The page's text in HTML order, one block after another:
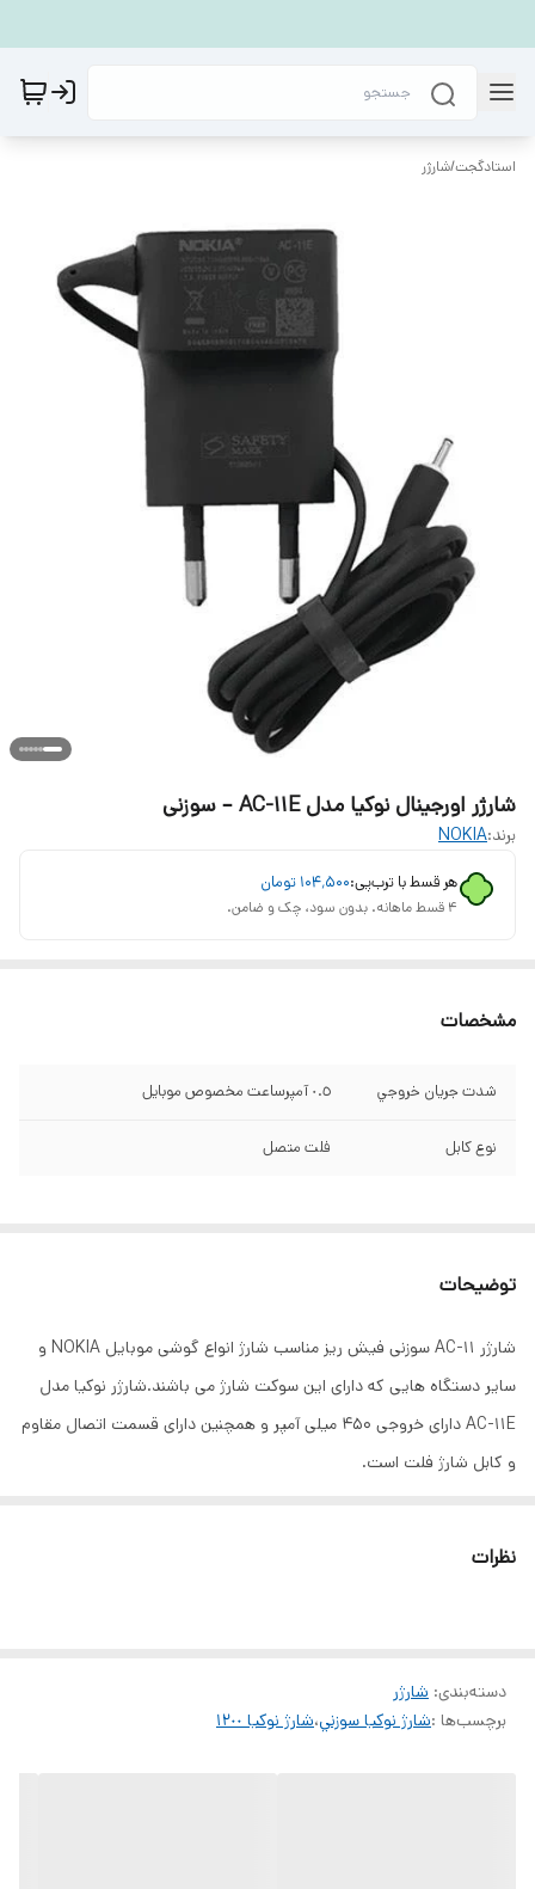
استادگجت/شارژر
شارژر اورجینال نوکیا مدل AC-11E – سوزنی
برند:NOKIA
هر قسط با ترب‌پی:۱۰۴٬۵۰۰ تومان
۴ قسط ماهانه. بدون سود، چک و ضامن.
مشخصات
شدت جريان خروجي ٠.٥ آمپرساعت مخصوص موبايل
نوع كابل فلت متصل
توضیحات
شارژر AC-11 سوزنی فیش ریز مناسب شارژ انواع گوشی موبایل NOKIA و
سایر دستگاه هایی که دارای این سوکت شارژ می باشند.شارژر نوکیا مدل
AC-11E دارای خروجی 450 میلی آمپر و همچنین دارای قسمت اتصال مقاوم
و کابل شارژ فلت است.
نظرات
دسته‌بندی: شارژر
برچسب‌ها :شارژ نوكيا سوزني،شارژ نوكيا ١٢٠٠